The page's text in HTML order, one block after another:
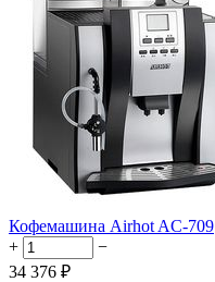
Кофемашина Airhot AC-709
+
−
34 376 ₽